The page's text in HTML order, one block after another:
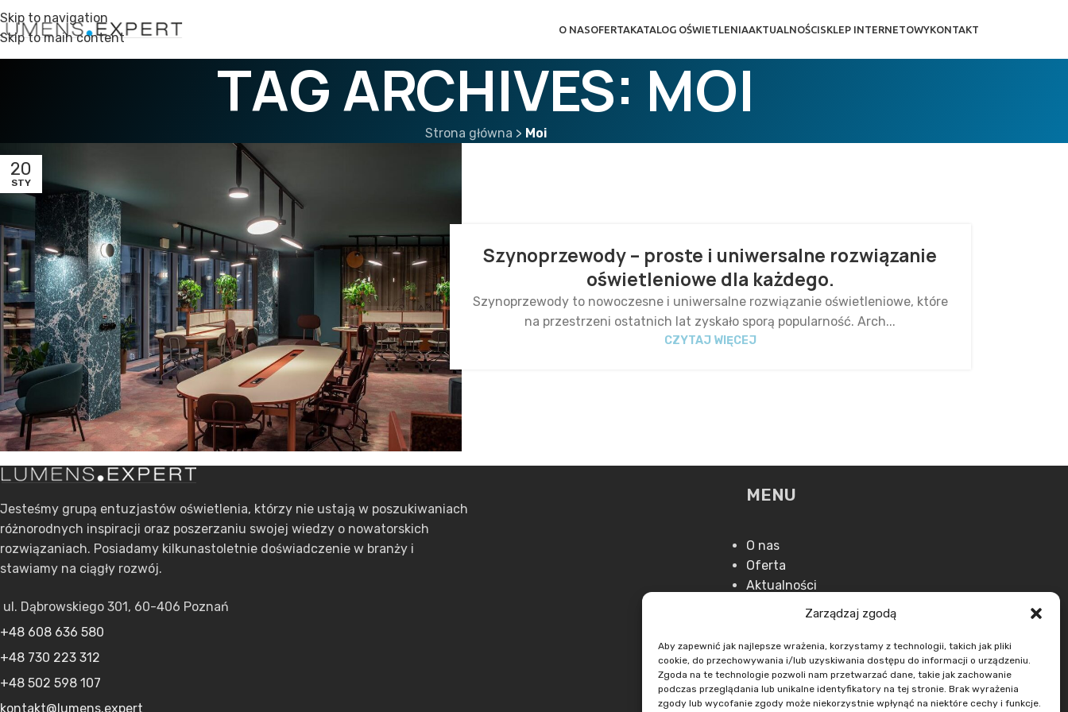
Zarządzaj zgodą
Aby zapewnić jak najlepsze wrażenia, korzystamy z technologii, takich jak pliki
cookie, do przechowywania i/lub uzyskiwania dostępu do informacji o urządzeniu.
Zgoda na te technologie pozwoli nam przetwarzać dane, takie jak zachowanie
podczas przeglądania lub unikalne identyfikatory na tej stronie. Brak wyrażenia
zgody lub wycofanie zgody może niekorzystnie wpłynąć na niektóre cechy i funkcje.
Skip to navigation
Skip to main content
O NASOFERTAKATALOG OŚWIETLENIAAKTUALNOŚCISKLEP INTERNETOWYKONTAKT
TAG ARCHIVES: MOI
Strona główna > Moi
20
STY
Szynoprzewody – proste i uniwersalne rozwiązanie
oświetleniowe dla każdego.
Szynoprzewody to nowoczesne i uniwersalne rozwiązanie oświetleniowe, które
na przestrzeni ostatnich lat zyskało sporą popularność. Arch...
CZYTAJ WIĘCEJ
Jesteśmy grupą entuzjastów oświetlenia, którzy nie ustają w poszukiwaniach
różnorodnych inspiracji oraz poszerzaniu swojej wiedzy o nowatorskich
rozwiązaniach. Posiadamy kilkunastoletnie doświadczenie w branży i
stawiamy na ciągły rozwój.
ul. Dąbrowskiego 301, 60-406 Poznań
+48 608 636 580
+48 730 223 312
+48 502 598 107
kontakt@lumens.expert
MENU
O nas
Oferta
Aktualności